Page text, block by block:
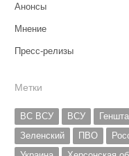
Анонсы
Мнение
Пресс-релизы
Метки
ВС ВСУ ВСУ
Зеленский
ПВО